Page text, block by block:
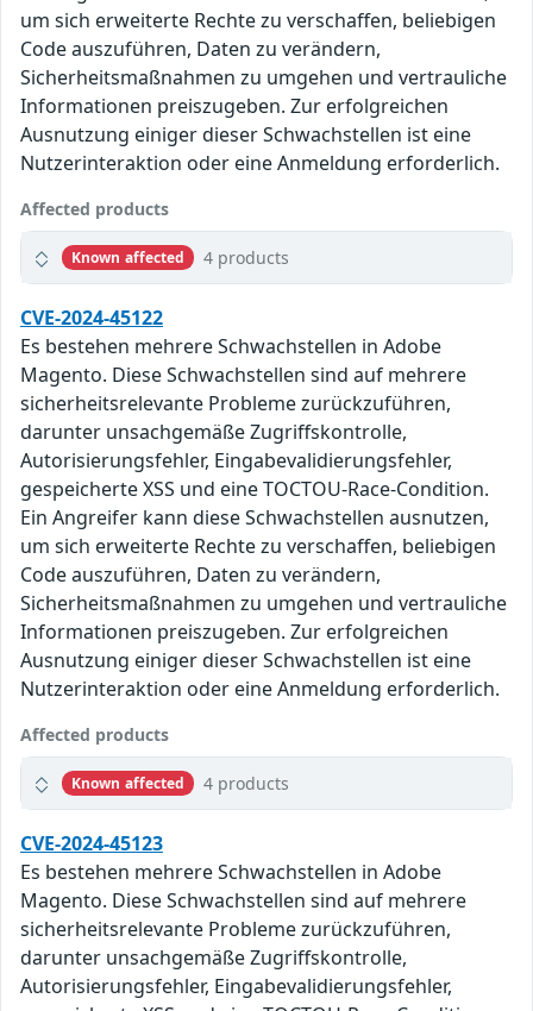
um sich erweiterte Rechte zu verschaffen, beliebigen
Code auszuführen, Daten zu verändern,
Sicherheitsmaßnahmen zu umgehen und vertrauliche
Informationen preiszugeben. Zur erfolgreichen
Ausnutzung einiger dieser Schwachstellen ist eine
Nutzerinteraktion oder eine Anmeldung erforderlich.
Affected products
Known affected 4 products
CVE-2024-45122
Es bestehen mehrere Schwachstellen in Adobe
Magento. Diese Schwachstellen sind auf mehrere
sicherheitsrelevante Probleme zurückzuführen,
darunter unsachgemäße Zugriffskontrolle,
Autorisierungsfehler, Eingabevalidierungsfehler,
gespeicherte XSS und eine TOCTOU-Race-Condition.
Ein Angreifer kann diese Schwachstellen ausnutzen,
um sich erweiterte Rechte zu verschaffen, beliebigen
Code auszuführen, Daten zu verändern,
Sicherheitsmaßnahmen zu umgehen und vertrauliche
Informationen preiszugeben. Zur erfolgreichen
Ausnutzung einiger dieser Schwachstellen ist eine
Nutzerinteraktion oder eine Anmeldung erforderlich.
Affected products
Known affected 4 products
CVE-2024-45123
Es bestehen mehrere Schwachstellen in Adobe
Magento. Diese Schwachstellen sind auf mehrere
sicherheitsrelevante Probleme zurückzuführen,
darunter unsachgemäße Zugriffskontrolle,
Autorisierungsfehler, Eingabevalidierungsfehler,